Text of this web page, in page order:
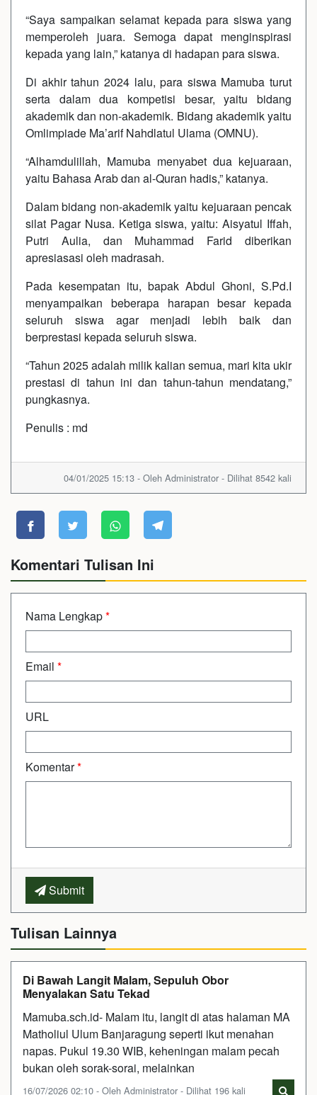
“Saya sampaikan selamat kepada para siswa yang
memperoleh juara. Semoga dapat menginspirasi
kepada yang lain,” katanya di hadapan para siswa.
Di akhir tahun 2024 lalu, para siswa Mamuba turut
serta dalam dua kompetisi besar, yaitu bidang
akademik dan non-akademik. Bidang akademik yaitu
Omlimpiade Ma’arif Nahdlatul Ulama (OMNU).
“Alhamdulillah, Mamuba menyabet dua kejuaraan,
yaitu Bahasa Arab dan al-Quran hadis,” katanya.
Dalam bidang non-akademik yaitu kejuaraan pencak
silat Pagar Nusa. Ketiga siswa, yaitu: Aisyatul Iffah,
Putri Aulia, dan Muhammad Farid diberikan
apresiasasi oleh madrasah.
Pada kesempatan itu, bapak Abdul Ghoni, S.Pd.I
menyampaikan beberapa harapan besar kepada
seluruh siswa agar menjadi lebih baik dan
berprestasi kepada seluruh siswa.
“Tahun 2025 adalah milik kalian semua, mari kita ukir
prestasi di tahun ini dan tahun-tahun mendatang,”
pungkasnya.
Penulis : md
04/01/2025 15:13 - Oleh Administrator - Dilihat 8542 kali
Komentari Tulisan Ini
Nama Lengkap*
Email *
URL
Komentar*
Submit
Tulisan Lainnya
Di Bawah Langit Malam, Sepuluh Obor
Menyalakan Satu Tekad
Mamuba.sch.id- Malam itu, langit di atas halaman MA
Matholiul Ulum Banjaragung seperti ikut menahan
napas. Pukul 19.30 WIB, keheningan malam pecah
bukan oleh sorak-sorai, melainkan
16/07/2026 02:10 - Oleh Administrator - Dilihat 196 kali